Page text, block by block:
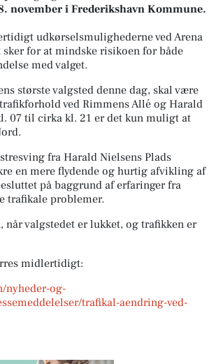
november i Frederikshavn Kommune.
udkørselsmulighederne ved Arena
for at mindske risikoen for både
med valget.
største valgsted denne dag, skal være
ved Rimmens Allé og Harald
07 til cirka kl. 21 er det kun muligt at
fra Harald Nielsens Plads
en mere flydende og hurtig afvikling af
på baggrund af erfaringer fra
trafikale problemer.
når valgstedet er lukket, og trafikken er
midlertidigt:
nyheder-og-
trafikal-aendring-ved-